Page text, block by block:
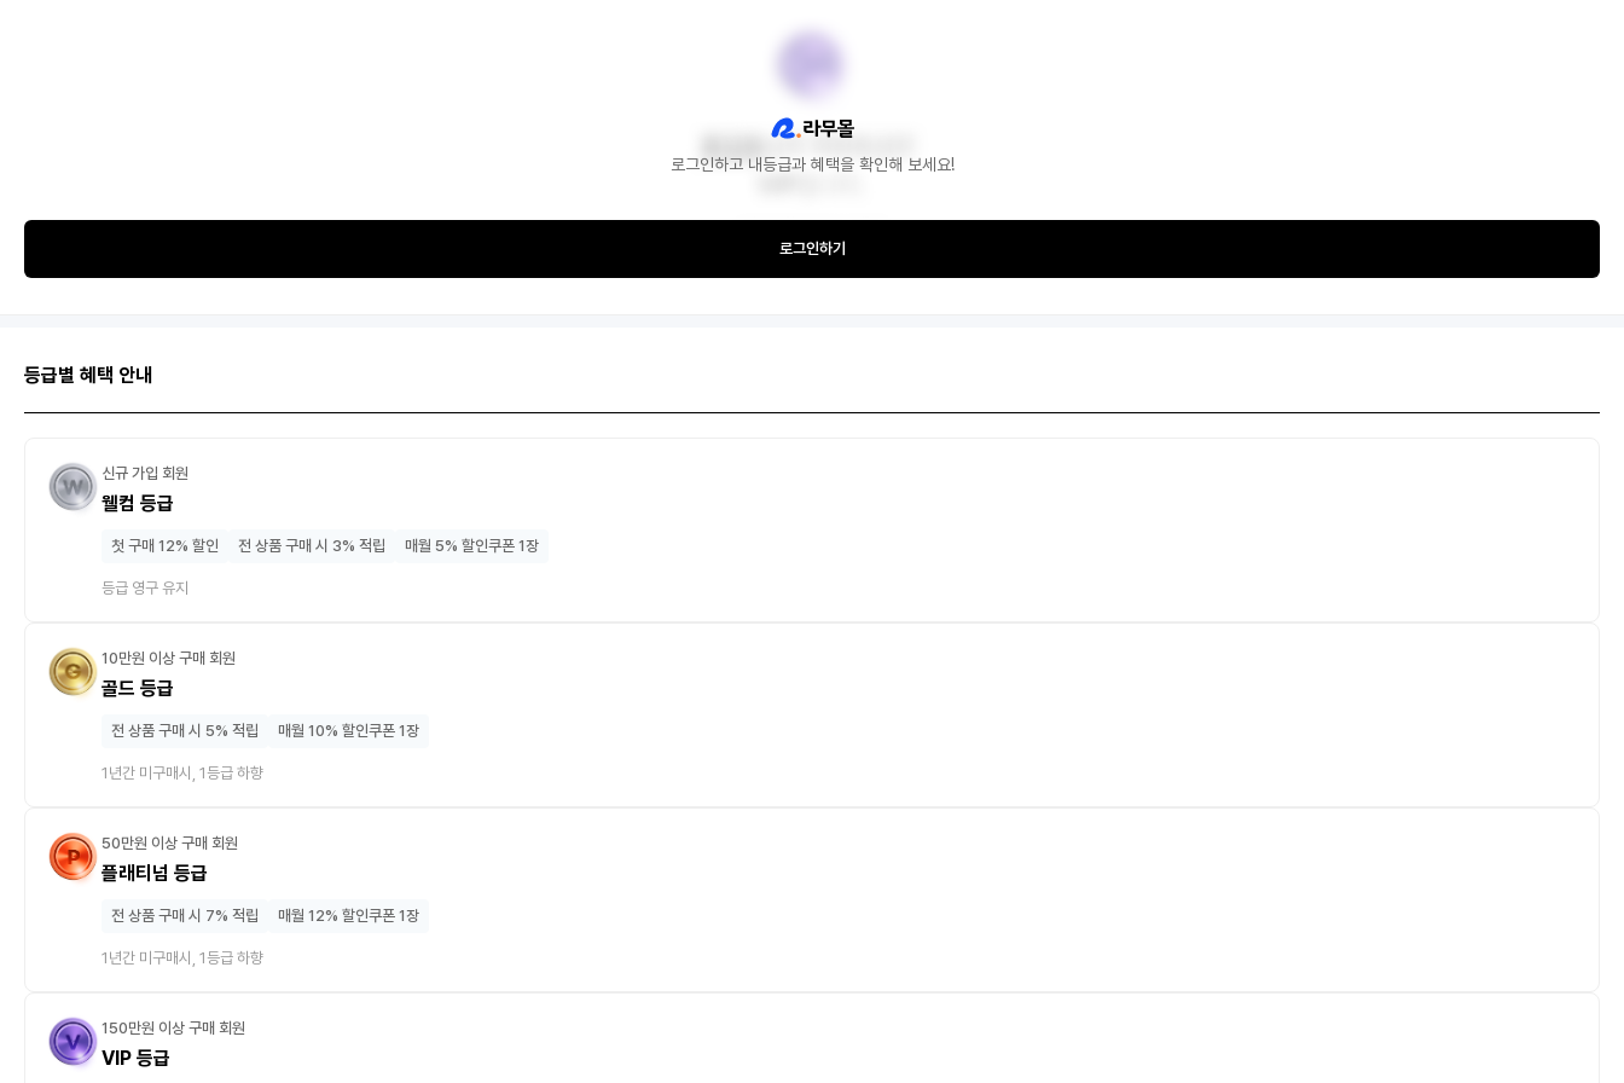
로그인하고 내등급과 혜택을 확인해 보세요!
로그인하기
등급별 혜택 안내
신규 가입 회원
웰컴 등급
첫 구매 12% 할인 전 상품 구매 시 3% 적립 매월 5% 할인쿠폰 1장
등급 영구 유지
10만원 이상 구매 회원
골드 등급
전 상품 구매 시 5% 적립 매월 10% 할인쿠폰 1장
1년간 미구매시, 1등급 하향
50만원 이상 구매 회원
플래티넘 등급
전 상품 구매 시 7% 적립 매월 12% 할인쿠폰 1장
1년간 미구매시, 1등급 하향
150만원 이상 구매 회원
VIP 등급